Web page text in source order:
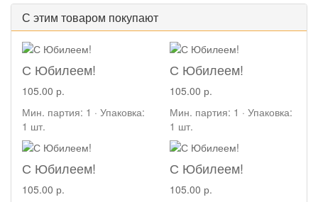
С этим товаром покупают
С Юбилеем!
105.00 р.
Мин. партия: 1 · Упаковка:
1 шт.
С Юбилеем!
105.00 р.
Мин. партия: 1 · Упаковка:
1 шт.
С Юбилеем!
105.00 р.
С Юбилеем!
105.00 р.